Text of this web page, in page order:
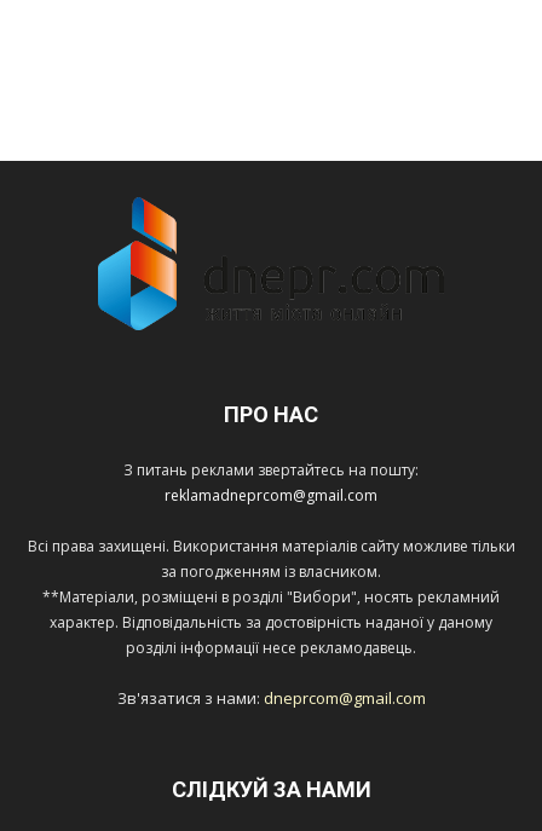
ПРО НАС
З питань реклами звертайтесь на пошту:
reklamadneprcom@gmail.com
Всі права захищені. Використання матеріалів сайту можливе тільки
за погодженням із власником.
**Матеріали, розміщені в розділі "Вибори", носять рекламний
характер. Відповідальність за достовірність наданої у даному
розділі інформації несе рекламодавець.
Зв'язатися з нами: dneprcom@gmail.com
СЛІДКУЙ ЗА НАМИ